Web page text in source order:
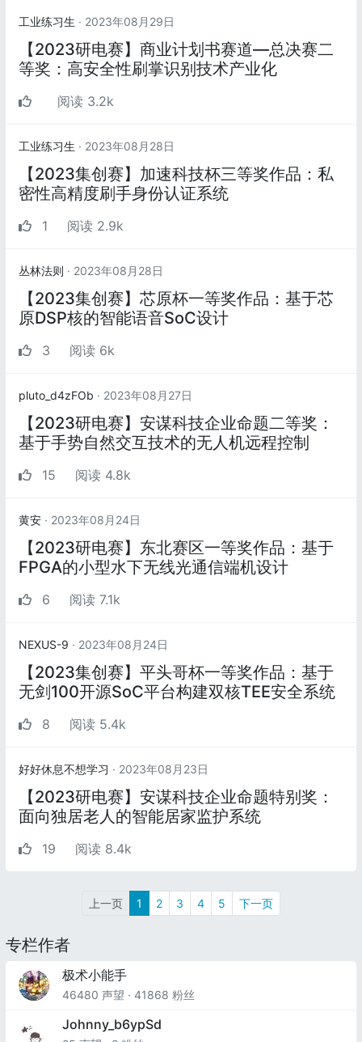
工业练习生 · 2023年08月29日
【2023研电赛】商业计划书赛道—总决赛二
等奖：高安全性刷掌识别技术产业化
阅读 3.2k
工业练习生 · 2023年08月28日
【2023集创赛】加速科技杯三等奖作品：私
密性高精度刷手身份认证系统
1 阅读 2.9k
丛林法则 · 2023年08月28日
【2023集创赛】芯原杯一等奖作品：基于芯
原DSP核的智能语音SoC设计
3 阅读 6k
pluto_d4zFOb · 2023年08月27日
【2023研电赛】安谋科技企业命题二等奖：
基于手势自然交互技术的无人机远程控制
15 阅读 4.8k
黄安 · 2023年08月24日
【2023研电赛】东北赛区一等奖作品：基于
FPGA的小型水下无线光通信端机设计
6 阅读 7.1k
NEXUS-9 · 2023年08月24日
【2023集创赛】平头哥杯一等奖作品：基于
无剑100开源SoC平台构建双核TEE安全系统
8 阅读 5.4k
好好休息不想学习 · 2023年08月23日
【2023研电赛】安谋科技企业命题特别奖：
面向独居老人的智能居家监护系统
19 阅读 8.4k
上一页 1 2 3 4 5 下一页
专栏作者
极术小能手
46480 声望 · 41868 粉丝
Johnny_b6ypSd